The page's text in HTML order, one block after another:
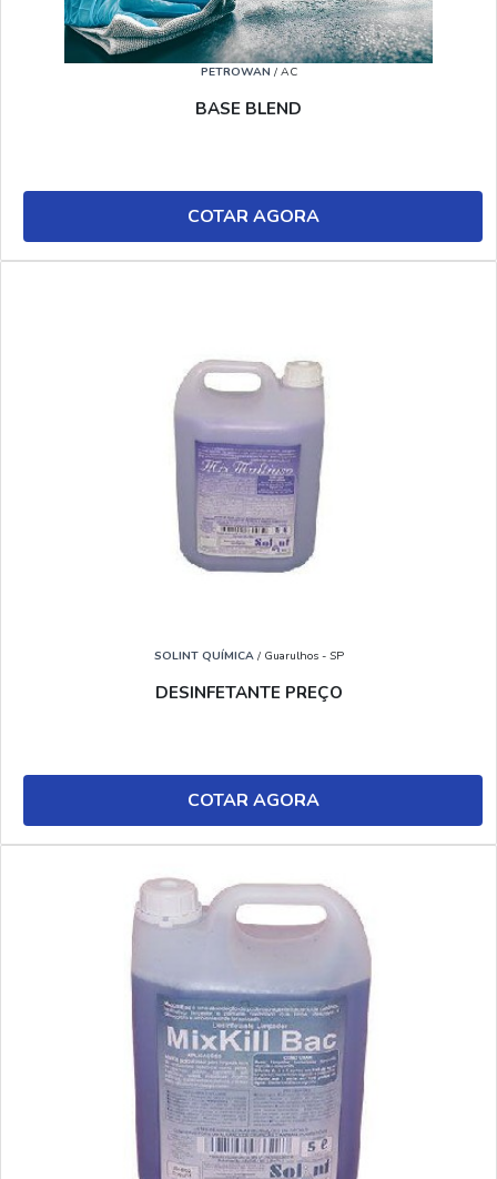
PETROWAN / AC
BASE BLEND
COTAR AGORA
SOLINT QUÍMICA/ Guarulhos - SP
DESINFETANTE PREÇO
COTAR AGORA